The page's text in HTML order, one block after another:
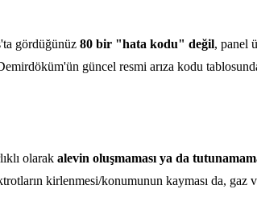
gördüğünüz 80 bir "hata kodu" değil, panel
güncel resmi arıza kodu
olarak alevin oluşmaması ya da
kirlenmesi/konumunun kayması da, gaz